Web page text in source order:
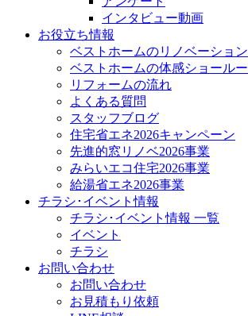
インタビュー動画
お役立ち情報
ベストホームのリノベーション
ベストホームの体感ショール
リフォームの流れ
よくある質問
スタッフブログ
住宅省エネ2026キャンペーン
先進的窓リノベ2026事業
みらいエコ住宅2026事業
給湯省エネ2026事業
チラシ･イベント情報
チラシ･イベント情報 一覧
イベント
チラシ
お問い合わせ
お問い合わせ
お見積もり依頼